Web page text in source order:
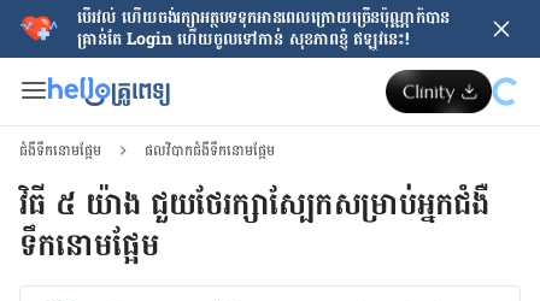
បើរវល់ ហើយចង់​រក្សាអត្ថបទទុកអានពេលក្រោយ​ច្រើនប៉ុណ្ណាក៏បាន
គ្រាន់តែ​ Login ហើយចូលទៅកាន់ សុខភាពខ្ញុំ ឥឡូវនេះ!
ជំងឺទឹកនោមផ្អែម ផលវិបាកជំងឺទឹកនោមផ្អែម
វិធី ៥ យ៉ាង ជួយ​ថែរក្សា​ស្បែក​សម្រាប់​អ្នកជំងឺ
ទឹកនោមផ្អែម